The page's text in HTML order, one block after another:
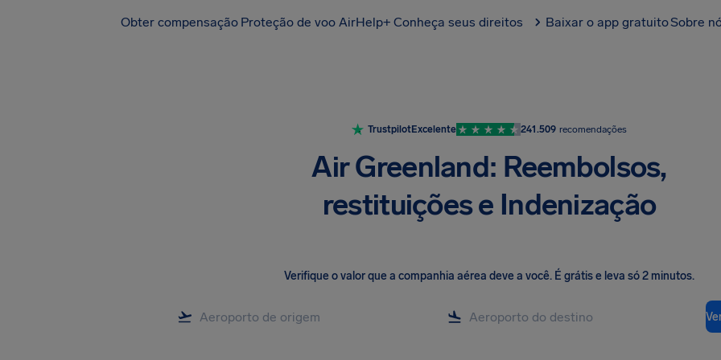
Obter compensação Proteção de voo AirHelp+ Conheça seus direitos Baixar o app gratuitoSobre
TrustpilotExcelente 241.509 recomendações
Air Greenland: Reembolsos,
restituições e Indenização
Verifique o valor que a companhia aérea deve a você. É grátis e leva só 2 minutos.